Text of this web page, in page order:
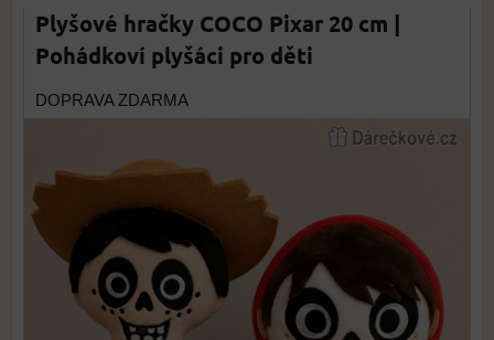
Plyšové hračky COCO Pixar 20 cm |
Pohádkoví plyšáci pro děti
DOPRAVA ZDARMA